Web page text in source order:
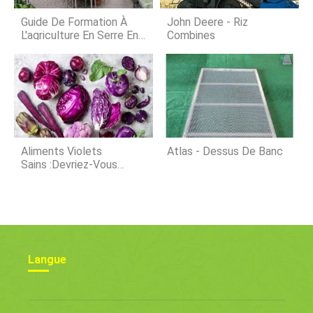
deau10 l/h - 2, 5 m3/h Pression deau
de fonctionnement0, 3 - 6 bars
Injection dadditif
Guide De Formation À
L'agriculture En Serre En
John Deere - Riz
Combines
Aliments Violets
Sains :devriez-Vous
Atlas - Dessus De Banc
Langue